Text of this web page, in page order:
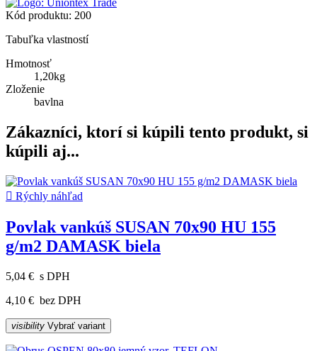
Kód produktu: 200
Tabuľka vlastností
Hmotnosť
1,20kg
Zloženie
bavlna
Zákazníci, ktorí si kúpili tento produkt, si
kúpili aj...
 Rýchly náhľad
Povlak vankúš SUSAN 70x90 HU 155
g/m2 DAMASK biela
5,04 € s DPH
4,10 € bez DPH
visibility Vybrať variant